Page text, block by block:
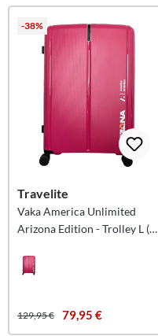
-38%
Travelite
Vaka America Unlimited
Arizona Edition - Trolley L (75
129,95 € 79,95 €